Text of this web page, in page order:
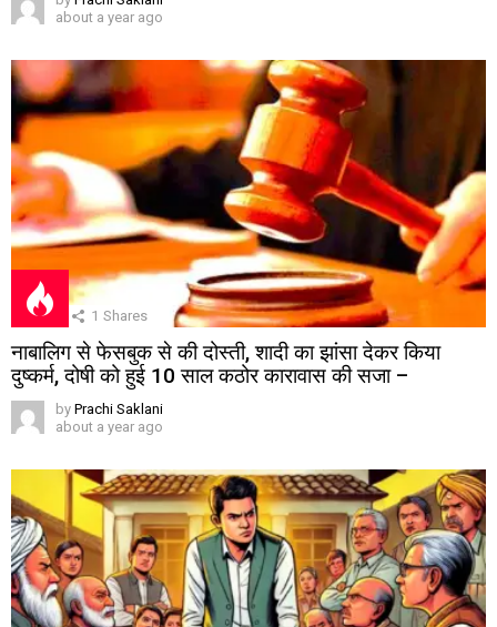
about a year ago
1 Shares
नाबालिग से फेसबुक से की दोस्ती, शादी का झांसा देकर किया
दुष्कर्म, दोषी को हुई 10 साल कठोर कारावास की सजा –
by Prachi Saklani
about a year ago